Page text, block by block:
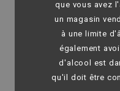
que vous avez
un magasin
à une limite
également
d'alcool est
qu'il doit être